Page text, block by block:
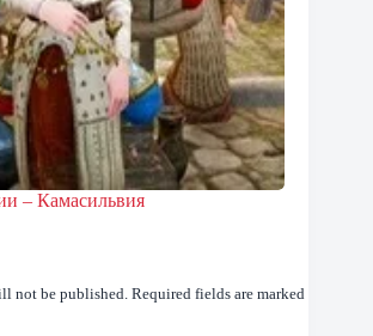
– Камасильвия
not be published. Required fields are marked